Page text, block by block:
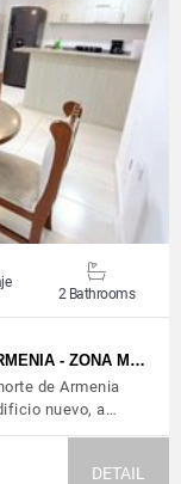
2 Bathrooms
- ZONA M…
de Armenia
nuevo, a…
DETAIL